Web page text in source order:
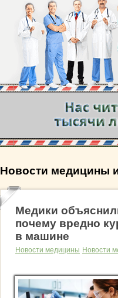
.
Новости медицины
Медики
почему вредно
в машине
Новости медицины Новости